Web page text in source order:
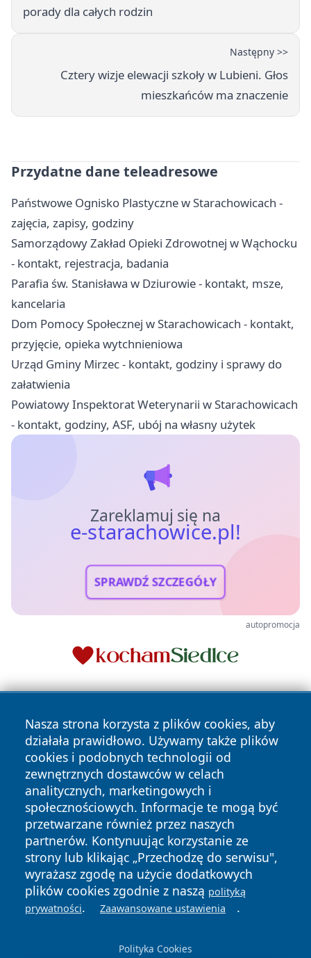
porady dla całych rodzin
Następny >>
Cztery wizje elewacji szkoły w Lubieni. Głos
mieszkańców ma znaczenie
Przydatne dane teleadresowe
Państwowe Ognisko Plastyczne w Starachowicach -
zajęcia, zapisy, godziny
Samorządowy Zakład Opieki Zdrowotnej w Wąchocku
- kontakt, rejestracja, badania
Parafia św. Stanisława w Dziurowie - kontakt, msze,
kancelaria
Dom Pomocy Społecznej w Starachowicach - kontakt,
przyjęcie, opieka wytchnieniowa
Urząd Gminy Mirzec - kontakt, godziny i sprawy do
załatwienia
Powiatowy Inspektorat Weterynarii w Starachowicach
- kontakt, godziny, ASF, ubój na własny użytek
Zareklamuj się na
e-starachowice.pl!
SPRAWDŹ SZCZEGÓŁY
autopromocja
Nasza strona korzysta z plików cookies, aby
działała prawidłowo. Używamy także plików
cookies i podobnych technologii od
zewnętrznych dostawców w celach
analitycznych, marketingowych i
społecznościowych. Informacje te mogą być
przetwarzane również przez naszych
partnerów. Kontynuując korzystanie ze
strony lub klikając „Przechodzę do serwisu",
wyrażasz zgodę na użycie dodatkowych
plików cookies zgodnie z naszą polityką
prywatności. Zaawansowane ustawienia .
Polityka Cookies
Copyright © 2026 e-starachowice.pl Wszystkie prawa
zastrzeżone.
News Autorzy
Polityka
Prywatności
Polityka
Cookies